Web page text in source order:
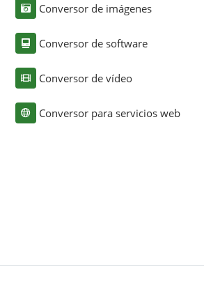
Conversor de imágenes
Conversor de software
Conversor de vídeo
Conversor para servicios web